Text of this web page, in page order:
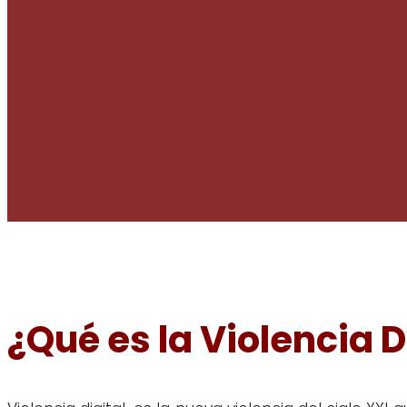
¿Qué es la Violencia